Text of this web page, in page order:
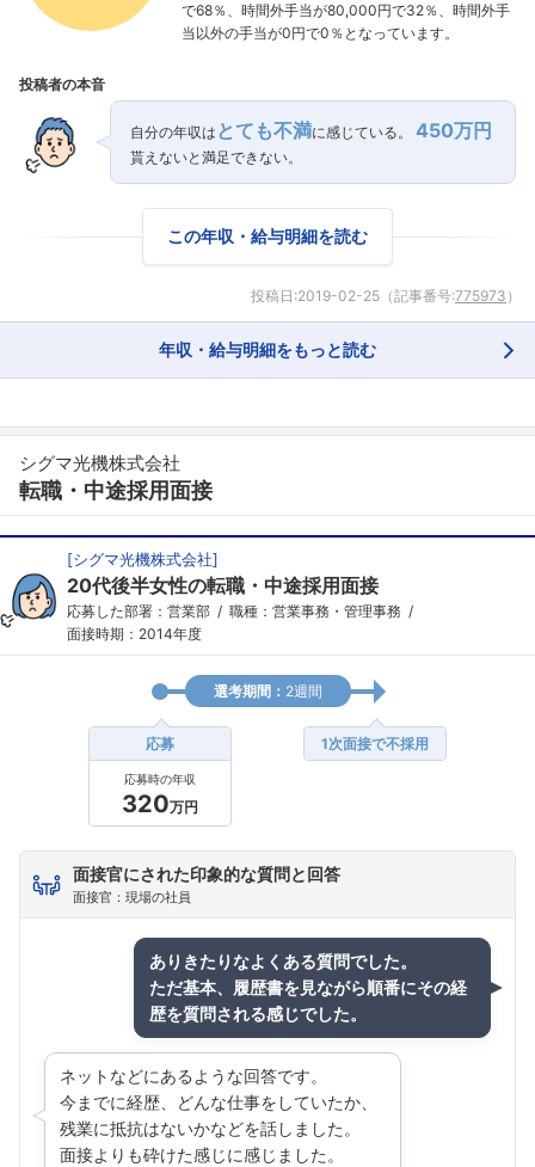
で68％、時間外手当が80,000円で32％、時間外手
当以外の手当が0円で0％となっています。
投稿者の本音
自分の年収は とても不満に感じている。 450万円
貰えないと満足できない。
この年収・給与明細を読む
投稿日:2019-02-25 （記事番号:775973 ）
年収・給与明細をもっと読む
シグマ光機株式会社
転職・中途採用面接
[シグマ光機株式会社]
20代後半女性の転職・中途採用面接
応募した部署：営業部
職種：営業事務・管理事務
面接時期：2014年度
選考期間： 2週間
応募
応募時の年収
320万円
1次面接で不採用
面接官にされた印象的な質問と回答
面接官：現場の社員
ありきたりなよくある質問でした。
ただ基本、履歴書を見ながら順番にその経
歴を質問される感じでした。
ネットなどにあるような回答です。
今までに経歴、どんな仕事をしていたか、
残業に抵抗はないかなどを話しました。
面接よりも砕けた感じに感じました。